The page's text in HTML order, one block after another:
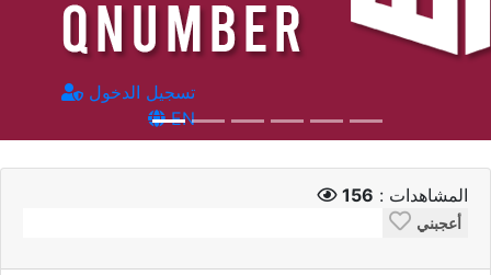
تسجيل الدخول
EN
المشاهدات : 156
أعجبني